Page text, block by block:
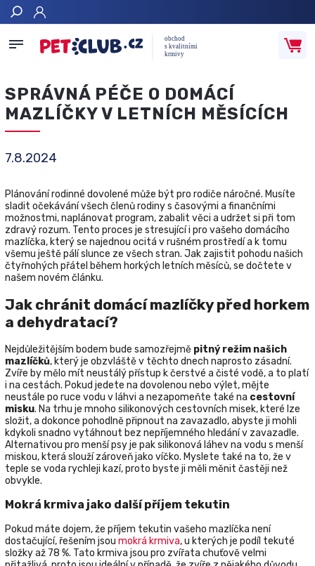
Hledat
SPRÁVNÁ PÉČE O DOMÁCÍ
MAZLÍČKY V LETNÍCH MĚSÍCÍCH
7.8.2024
Plánování rodinné dovolené může být pro rodiče náročné. Musíte
sladit očekávání všech členů rodiny s časovými a finančními
možnostmi, naplánovat program, zabalit věci a udržet si při tom
zdravý rozum. Tento proces je stresující i pro vašeho domácího
mazlíčka, který se najednou ocitá v rušném prostředí a k tomu
všemu ještě pálí slunce ze všech stran. Jak zajistit pohodu našich
čtyřnohých přátel během horkých letních měsíců, se dočtete v
našem novém článku.
Jak chránit domácí mazlíčky před horkem
a dehydratací?
Nejdůležitějším bodem bude samozřejmě pitný režim našich
mazlíčků, který je obzvláště v těchto dnech naprosto zásadní.
Zvíře by mělo mít neustálý přístup k čerstvé a čisté vodě, a to platí
i na cestách. Pokud jedete na dovolenou nebo výlet, mějte
neustále po ruce vodu v láhvi a nezapomeňte také na cestovní
misku. Na trhu je mnoho silikonových cestovních misek, které lze
složit, a dokonce pohodlně připnout na zavazadlo, abyste ji mohli
kdykoli snadno vytáhnout bez nepříjemného hledání v zavazadle.
Alternativou pro menší psy je pak silikonová láhev na vodu s menší
miskou, která slouží zároveň jako víčko. Myslete také na to, že v
teple se voda rychleji kazí, proto byste ji měli měnit častěji než
obvykle.
Mokrá krmiva jako další příjem tekutin
Pokud máte dojem, že příjem tekutin vašeho mazlíčka není
dostačující, řešením jsou mokrá krmiva, u kterých je podíl tekuté
složky až 78 %. Tato krmiva jsou pro zvířata chuťově velmi